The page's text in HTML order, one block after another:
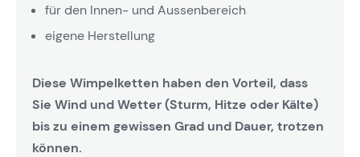
für den Innen- und Aussenbereich
eigene Herstellung
Diese Wimpelketten haben den Vorteil, dass
Sie Wind und Wetter (Sturm, Hitze oder Kälte)
bis zu einem gewissen Grad und Dauer, trotzen
können.